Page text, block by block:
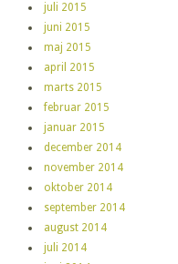
juli 2015
juni 2015
maj 2015
april 2015
marts 2015
februar 2015
januar 2015
december 2014
november 2014
oktober 2014
september 2014
august 2014
juli 2014